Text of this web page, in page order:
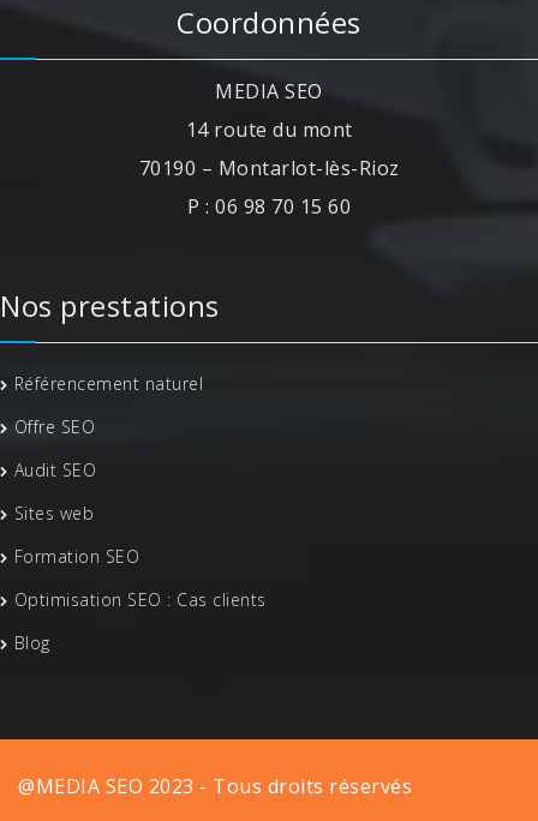
Coordonnées
MEDIA SEO
14 route du mont
70190 – Montarlot-lès-Rioz
P : 06 98 70 15 60
Nos prestations
Référencement naturel
Offre SEO
Audit SEO
Sites web
Formation SEO
Optimisation SEO : Cas clients
Blog
@MEDIA SEO 2023 - Tous droits réservés